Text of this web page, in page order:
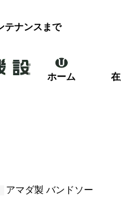
テナンスまで
ホーム
アマダ製 バンドソー